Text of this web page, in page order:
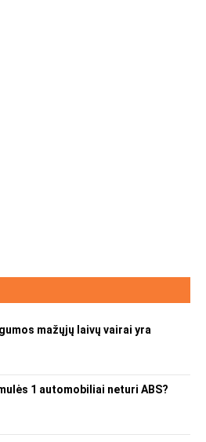
mažųjų laivų vairai yra
1 automobiliai neturi ABS?